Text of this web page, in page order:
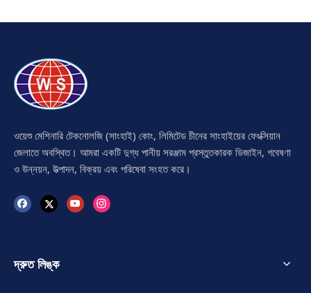
ওয়েশু মেশিনারি টেকনোলজি (সাংহাই) কোং, লিমিটেড চীনের সাংহাইয়ের ফেংক্সিয়ান
জেলাতে অবস্থিত। আমরা একটি দুগ্ধ পানীয় সরঞ্জাম প্রস্তুতকারক ডিজাইন, গবেষণা
ও উন্নয়ন, উত্পাদন, বিক্রয় এবং পরিষেবা সংহত করে।
দ্রুত লিঙ্ক